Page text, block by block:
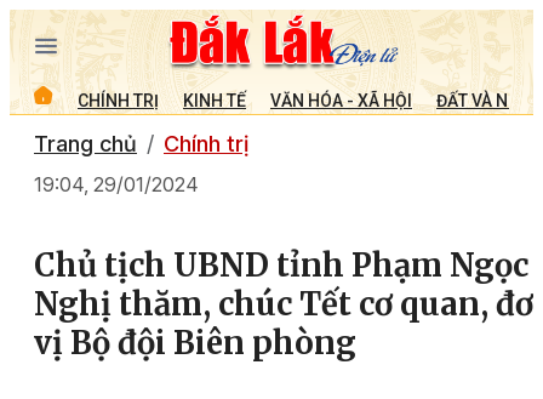
CHÍNH TRỊ KINH TẾ VĂN HÓA - XÃ HỘI ĐẤT VÀ
Trang chủ Chính trị
19:04, 29/01/2024
Chủ tịch UBND tỉnh Phạm Ngọc
Nghị thăm, chúc Tết cơ quan,
vị Bộ đội Biên phòng